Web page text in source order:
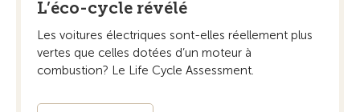
L’éco-cycle révélé
Les voitures électriques sont-elles réellement plus
vertes que celles dotées d’un moteur à
combustion? Le Life Cycle Assessment.